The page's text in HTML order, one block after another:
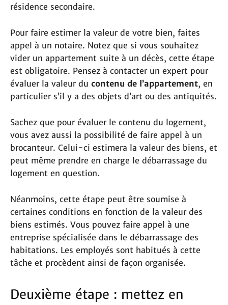
résidence secondaire.
Pour faire estimer la valeur de votre bien, faites
appel à un notaire. Notez que si vous souhaitez
vider un appartement suite à un décès, cette étape
est obligatoire. Pensez à contacter un expert pour
évaluer la valeur du contenu de l’appartement, en
particulier s’il y a des objets d’art ou des antiquités.
Sachez que pour évaluer le contenu du logement,
vous avez aussi la possibilité de faire appel à un
brocanteur. Celui-ci estimera la valeur des biens, et
peut même prendre en charge le débarrassage du
logement en question.
Néanmoins, cette étape peut être soumise à
certaines conditions en fonction de la valeur des
biens estimés. Vous pouvez faire appel à une
entreprise spécialisée dans le débarrassage des
habitations. Les employés sont habitués à cette
tâche et procèdent ainsi de façon organisée.
Deuxième étape : mettez en